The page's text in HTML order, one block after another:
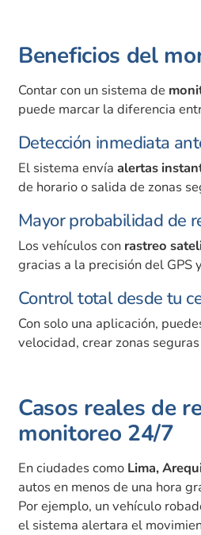
Beneficios del
Contar con un sistema de
puede marcar la diferencia
Detección inmediata
El sistema envía alertas
de horario o salida de zonas
Mayor probabilidad de
Los vehículos con rastreo
gracias a la precisión del
Control total desde tu
Con solo una aplicación,
velocidad, crear zonas
Casos reales de
monitoreo 24/7
En ciudades como Lima,
autos en menos de una hora
Por ejemplo, un vehículo
el sistema alertara el